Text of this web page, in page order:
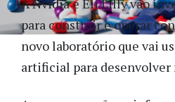
A Nvidia e Eli Lilly vão
para construir e operar
novo laboratório que vai
artificial para desenvolver